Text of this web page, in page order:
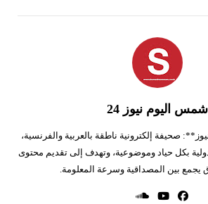
شمس اليوم نيوز 24
صحيفة إلكترونية ناطقة بالعربية والفرنسية،
بكل حياد وموضوعية، وتهدف إلى تقديم محتوى
يجمع بين المصداقية وسرعة المعلومة.